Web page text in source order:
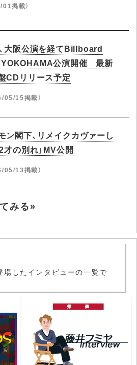
掲載）
大阪公演を経てBillboard
公演開催 最新
CDリリース予定
05/15掲載）
ン閣下、リメイクカヴァーし
才の別れ」MV公開
05/13掲載）
みる»
場したインタビューの一覧で